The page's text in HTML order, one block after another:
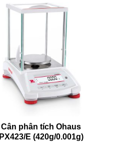
Cân phân tích Ohaus
PX423/E (420g/0.001g)